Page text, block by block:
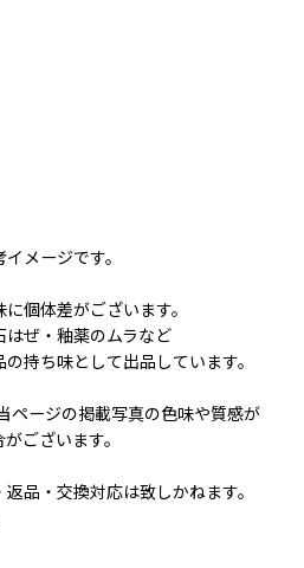
メージです。
個体差がございます。
はぜ・釉薬のムラなど
持ち味として出品しています。
ページの掲載写真の色味や質感が
ございます。
品・交換対応は致しかねます。